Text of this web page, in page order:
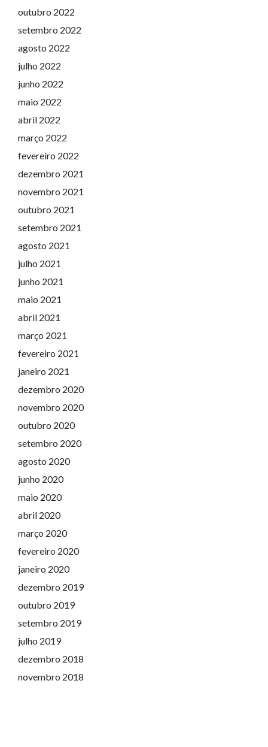
outubro 2022
setembro 2022
agosto 2022
julho 2022
junho 2022
maio 2022
abril 2022
março 2022
fevereiro 2022
dezembro 2021
novembro 2021
outubro 2021
setembro 2021
agosto 2021
julho 2021
junho 2021
maio 2021
abril 2021
março 2021
fevereiro 2021
janeiro 2021
dezembro 2020
novembro 2020
outubro 2020
setembro 2020
agosto 2020
junho 2020
maio 2020
abril 2020
março 2020
fevereiro 2020
janeiro 2020
dezembro 2019
outubro 2019
setembro 2019
julho 2019
dezembro 2018
novembro 2018